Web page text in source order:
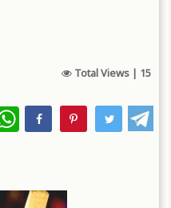
Total Views | 15
WhatsApp